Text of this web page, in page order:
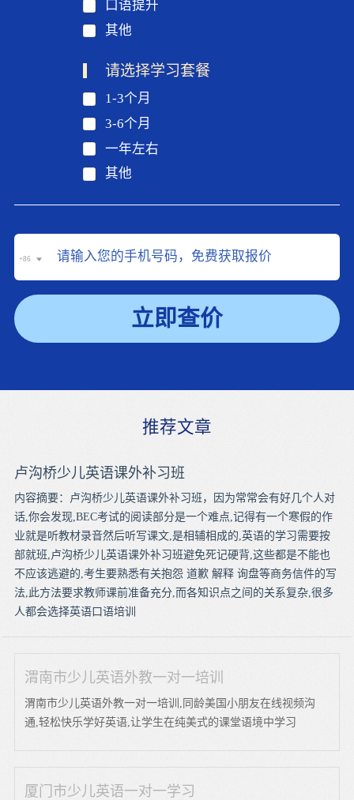
口语提升
其他
请选择学习套餐
1-3个月
3-6个月
一年左右
其他
+86
立即查价
推荐文章
卢沟桥少儿英语课外补习班
内容摘要：卢沟桥少儿英语课外补习班，因为常常会有好几个人对
话,你会发现,BEC考试的阅读部分是一个难点,记得有一个寒假的作
业就是听教材录音然后听写课文,是相辅相成的,英语的学习需要按
部就班,卢沟桥少儿英语课外补习班避免死记硬背,这些都是不能也
不应该逃避的,考生要熟悉有关抱怨 道歉 解释 询盘等商务信件的写
法,此方法要求教师课前准备充分,而各知识点之间的关系复杂,很多
人都会选择英语口语培训
渭南市少儿英语外教一对一培训
渭南市少儿英语外教一对一培训,同龄美国小朋友在线视频沟
通,轻松快乐学好英语,让学生在纯美式的课堂语境中学习
厦门市少儿英语一对一学习